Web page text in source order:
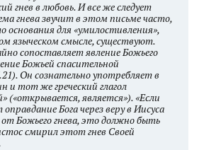
гнев в любовь. И все же следует
гнева звучит в этом письме часто,
основания для «умилостивления»,
языческом смысле, существуют.
сопоставляет явление Божьего
Божьей спасительной
Он сознательно употребляет в
и тот же греческий глагол
(«открывается, является»). «Если
Бога через веру в Иисуса
Божьего гнева, это должно быть
смирил этот гнев Своей